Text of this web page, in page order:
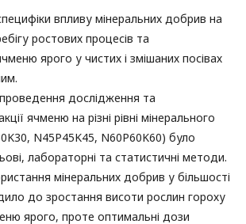
впливу мінеральних добрив на
ростових процесів та
ярого у чистих і змішаних посівах
дослідження та
ячменю на різні рівні мінерального
N45P45K45, N60P60K60) було
лабораторні та статистичні методи.
мінеральних добрив у більшості
до зростання висоти рослин гороху
ярого, проте оптимальні дози